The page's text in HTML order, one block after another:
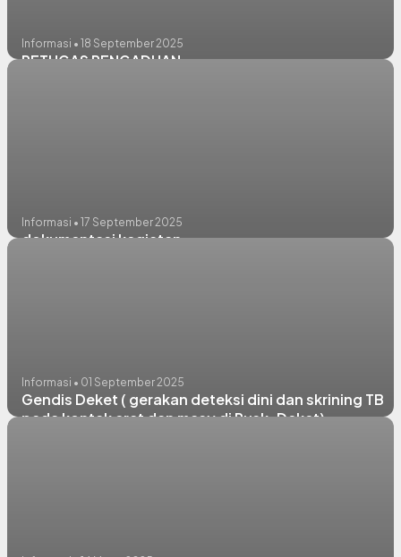
Informasi • 18 September 2025
PETUGAS PENGADUAN
Informasi • 17 September 2025
dokumentasi kegiatan
Informasi • 01 September 2025
Gendis Deket ( gerakan deteksi dini dan skrining TB
pada kontak erat dan masy di Pusk. Deket)